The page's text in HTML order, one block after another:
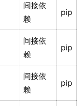
间接依
赖
pip
间接依
赖
pip
间接依
赖
pip